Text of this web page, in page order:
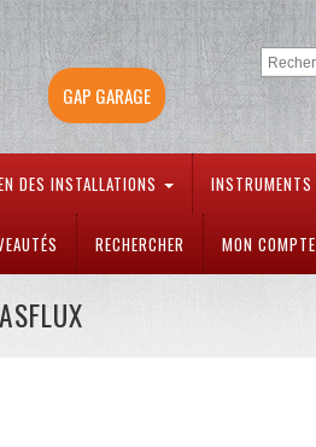
GAP GARAGE
DES INSTALLATIONS INSTRUMENTS
RECHERCHER MON COMPTE